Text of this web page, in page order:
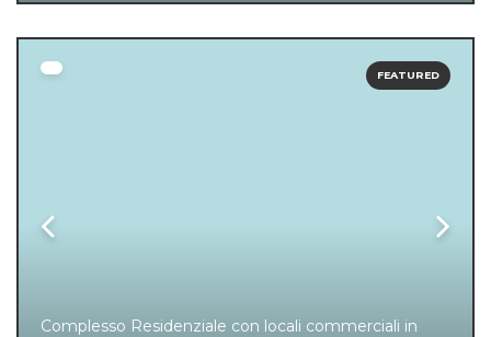
Complesso Residenziale con locali commerciali in
FEATURED